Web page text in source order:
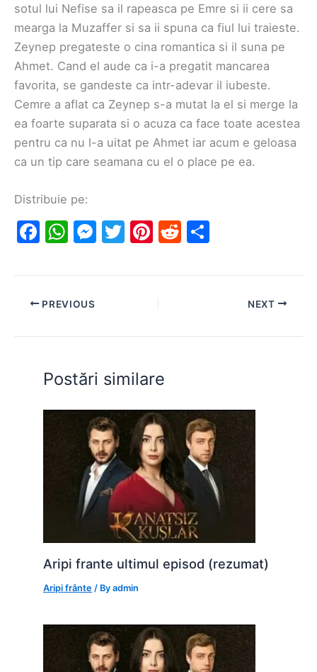
sotul lui Nefise sa il rapeasca pe Emre si ii cere sa
mearga la Muzaffer si sa ii spuna ca fiul lui traieste.
Zeynep pregateste o cina romantica si il suna pe
Ahmet. Cand el aude ca i-a pregatit mancarea
favorita, se gandeste ca intr-adevar il iubeste.
Cemre a aflat ca Zeynep s-a mutat la el si merge la
ea foarte suparata si o acuza ca face toate acestea
pentru ca nu l-a uitat pe Ahmet iar acum e geloasa
ca un tip care seamana cu el o place pe ea.
Distribuie pe:
F
c
e
o
o
k
W
at
s
p
p
M
s
n
g
er
T
itt
Pi
er
e
R
d ar
PREVIOUS NEXT
Postări similare
Aripi frante ultimul episod (rezumat)
Aripi frânte / Byadmin